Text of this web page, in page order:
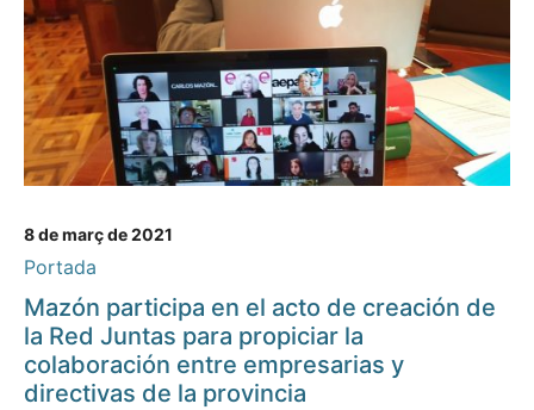
8 de març de 2021
Portada
Mazón participa en el acto de creación de
la Red Juntas para propiciar la
colaboración entre empresarias y
directivas de la provincia